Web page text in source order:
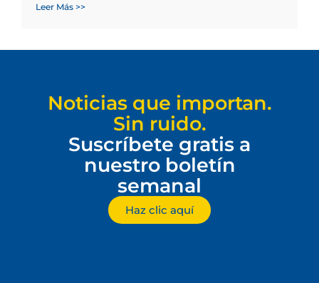
Leer Más >>
Noticias que importan.
Sin ruido.
Suscríbete gratis a
nuestro boletín
semanal
Haz clic aquí